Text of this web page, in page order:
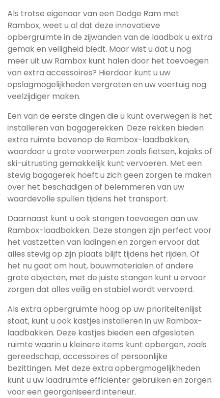
Als trotse eigenaar van een Dodge Ram met
Rambox, weet u al dat deze innovatieve
opbergruimte in de zijwanden van de laadbak u extra
gemak en veiligheid biedt. Maar wist u dat u nog
meer uit uw Rambox kunt halen door het toevoegen
van extra accessoires? Hierdoor kunt u uw
opslagmogelijkheden vergroten en uw voertuig nog
veelzijdiger maken.
Een van de eerste dingen die u kunt overwegen is het
installeren van bagagerekken. Deze rekken bieden
extra ruimte bovenop de Rambox-laadbakken,
waardoor u grote voorwerpen zoals fietsen, kajaks of
ski-uitrusting gemakkelijk kunt vervoeren. Met een
stevig bagagerek hoeft u zich geen zorgen te maken
over het beschadigen of belemmeren van uw
waardevolle spullen tijdens het transport.
Daarnaast kunt u ook stangen toevoegen aan uw
Rambox-laadbakken. Deze stangen zijn perfect voor
het vastzetten van ladingen en zorgen ervoor dat
alles stevig op zijn plaats blijft tijdens het rijden. Of
het nu gaat om hout, bouwmaterialen of andere
grote objecten, met de juiste stangen kunt u ervoor
zorgen dat alles veilig en stabiel wordt vervoerd.
Als extra opbergruimte hoog op uw prioriteitenlijst
staat, kunt u ook kastjes installeren in uw Rambox-
laadbakken. Deze kastjes bieden een afgesloten
ruimte waarin u kleinere items kunt opbergen, zoals
gereedschap, accessoires of persoonlijke
bezittingen. Met deze extra opbergmogelijkheden
kunt u uw laadruimte efficiënter gebruiken en zorgen
voor een georganiseerd interieur.